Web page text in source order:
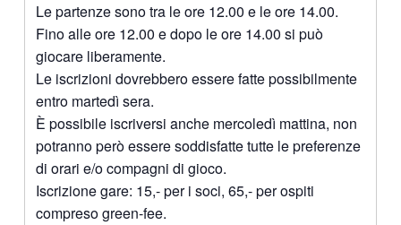
Le partenze sono tra le ore 12.00 e le ore 14.00.
Fino alle ore 12.00 e dopo le ore 14.00 si può
giocare liberamente.
Le iscrizioni dovrebbero essere fatte possibilmente
entro martedì sera.
È possibile iscriversi anche mercoledì mattina, non
potranno però essere soddisfatte tutte le preferenze
di orari e/o compagni di gioco.
Iscrizione gare: 15,- per i soci, 65,- per ospiti
compreso green-fee.